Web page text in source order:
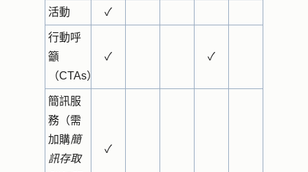
活動 ✓
行動呼
籲
（CTAs）
✓ ✓
簡訊服
務（需
加購簡
訊存取
✓